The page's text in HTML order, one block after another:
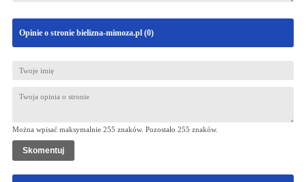
Opinie o stronie bielizna-mimoza.pl (0)
Można wpisać maksymalnie 255 znaków. Pozostało 255 znaków.